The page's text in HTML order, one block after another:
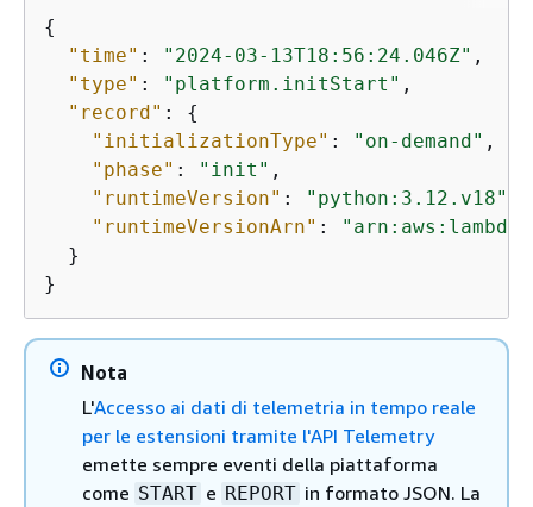
{
"time" : "2024-03-13T18:56:24.046Z" ,
"type" : "platform.initStart" ,
"record" : {
"initializationType" : "on-demand" ,
"phase" : "init" ,
"runtimeVersion" : "python:3.12.v18"
"runtimeVersionArn" :
  }
}
Nota
L'Accesso ai dati di telemetria in tempo reale
per le estensioni tramite l'API Telemetry
emette sempre eventi della piattaforma
come START e REPORT in formato JSON. La